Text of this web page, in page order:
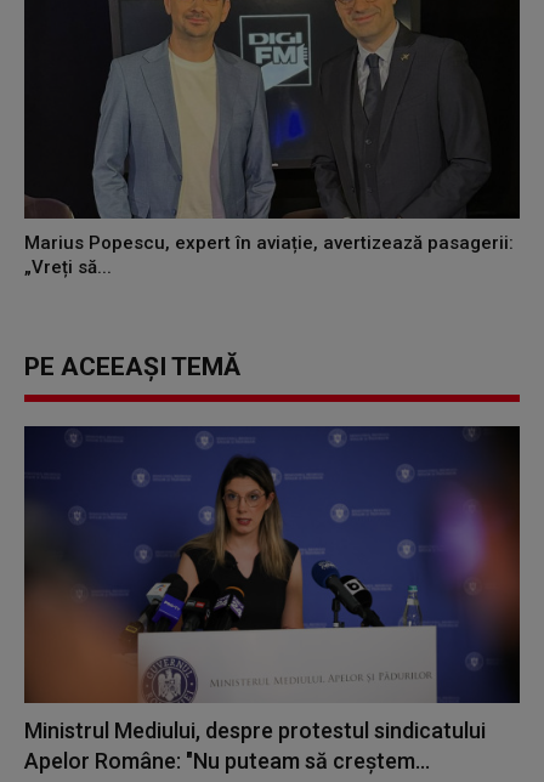
Marius Popescu, expert în aviație, avertizează pasagerii:
„Vreți să...
PE ACEEAȘI TEMĂ
Ministrul Mediului, despre protestul sindicatului
Apelor Române: "Nu puteam să creștem...